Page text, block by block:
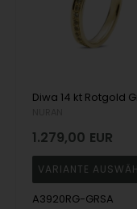
1.279,00 EUR
A3920RG-GRSA